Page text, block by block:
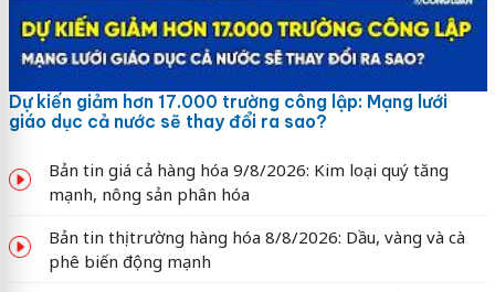
Dự kiến giảm hơn 17.000 trường công lập: Mạng lưới
giáo dục cả nước sẽ thay đổi ra sao?
Bản tin giá cả hàng hóa 9/8/2026: Kim loại quý tăng
mạnh, nông sản phân hóa
Bản tin thị trường hàng hóa 8/8/2026: Dầu, vàng và cà
phê biến động mạnh